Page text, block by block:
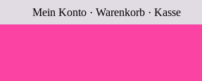
Mein Konto · Warenkorb · Kasse